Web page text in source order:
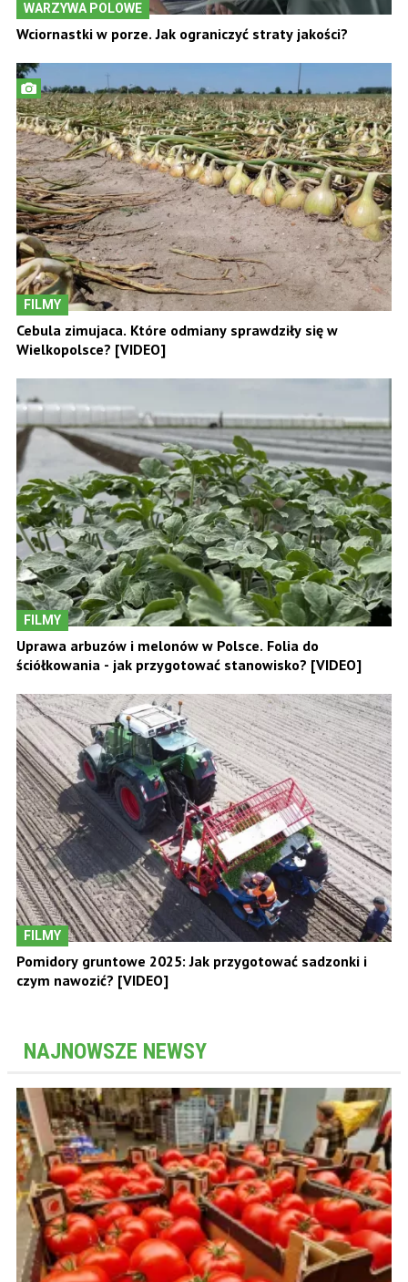
WARZYWA POLOWE
Wciornastki w porze. Jak ograniczyć straty jakości?
FILMY
Cebula zimujaca. Które odmiany sprawdziły się w
Wielkopolsce? [VIDEO]
FILMY
Uprawa arbuzów i melonów w Polsce. Folia do
ściółkowania - jak przygotować stanowisko? [VIDEO]
FILMY
Pomidory gruntowe 2025: Jak przygotować sadzonki i
czym nawozić? [VIDEO]
NAJNOWSZE NEWSY